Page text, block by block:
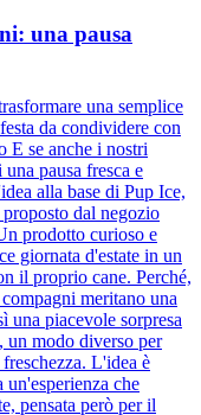
una pausa
una semplice
da condividere con
se anche i nostri
pausa fresca e
alla base di Pup Ice,
dal negozio
prodotto curioso e
giornata d'estate in un
il proprio cane. Perché,
meritano una
una piacevole sorpresa
un modo diverso per
L'idea è
che
pensata però per il